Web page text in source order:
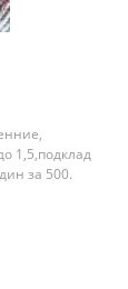
1,5,подклад
за 500.
года).